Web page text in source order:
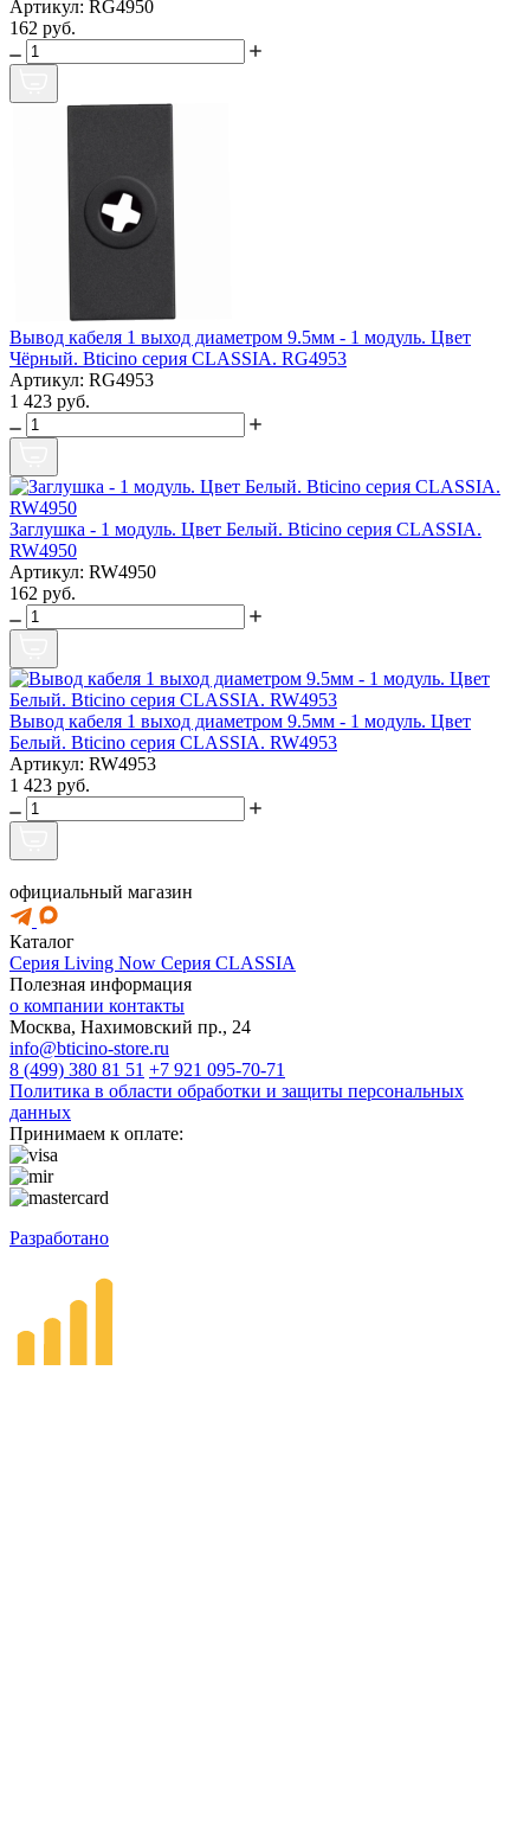
Артикул: RG4950
162 руб.
Вывод кабеля 1 выход диаметром 9.5мм - 1 модуль. Цвет
Чёрный. Bticino серия CLASSIA. RG4953
Артикул: RG4953
1 423 руб.
Заглушка - 1 модуль. Цвет Белый. Bticino серия CLASSIA.
RW4950
Артикул: RW4950
162 руб.
Вывод кабеля 1 выход диаметром 9.5мм - 1 модуль. Цвет
Белый. Bticino серия CLASSIA. RW4953
Артикул: RW4953
1 423 руб.
официальный магазин
Каталог
Серия Living Now Серия CLASSIA
Полезная информация
о компании контакты
Москва, Нахимовский пр., 24
info@bticino-store.ru
8 (499) 380 81 51 +7 921 095-70-71
Политика в области обработки и защиты персональных
данных
Принимаем к оплате:
Разработано